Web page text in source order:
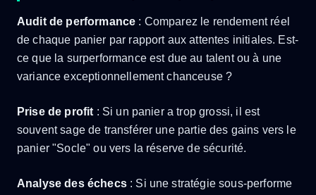
Audit de performance : Comparez le rendement réel
de chaque panier par rapport aux attentes initiales. Est-
ce que la surperformance est due au talent ou à une
variance exceptionnellement chanceuse ?
Prise de profit : Si un panier a trop grossi, il est
souvent sage de transférer une partie des gains vers le
panier "Socle" ou vers la réserve de sécurité.
Analyse des échecs: Si une stratégie sous-performe